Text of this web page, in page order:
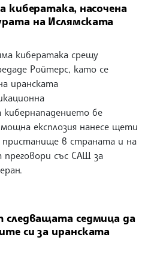
кибератака, насочена
на Ислямската
кибератака срещу
Ройтерс, като се
иранската
бе
експлозия нанесе щети
в страната и на
преговори със САЩ за
седмица да
си за иранската